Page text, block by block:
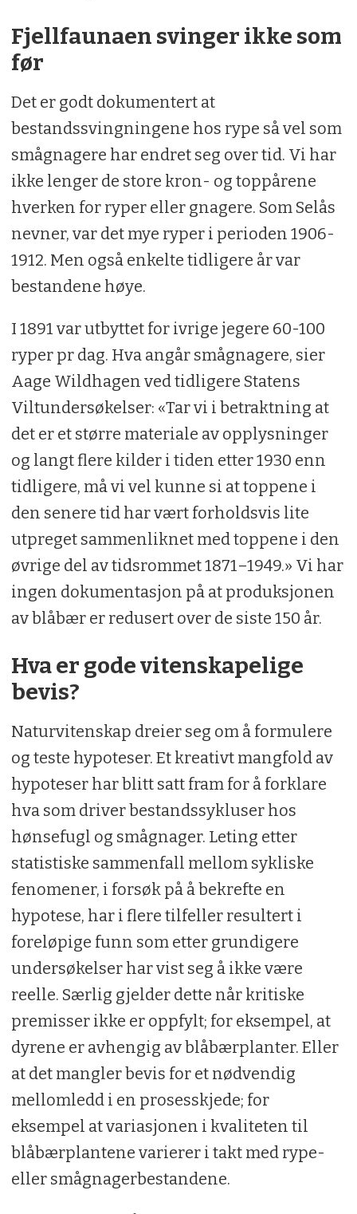
Fjellfaunaen svinger ikke som
før
Det er godt dokumentert at
bestandssvingningene hos rype så vel som
smågnagere har endret seg over tid. Vi har
ikke lenger de store kron- og toppårene
hverken for ryper eller gnagere. Som Selås
nevner, var det mye ryper i perioden 1906-
1912. Men også enkelte tidligere år var
bestandene høye.
I 1891 var utbyttet for ivrige jegere 60-100
ryper pr dag. Hva angår smågnagere, sier
Aage Wildhagen ved tidligere Statens
Viltundersøkelser: «Tar vi i betraktning at
det er et større materiale av opplysninger
og langt flere kilder i tiden etter 1930 enn
tidligere, må vi vel kunne si at toppene i
den senere tid har vært forholdsvis lite
utpreget sammenliknet med toppene i den
øvrige del av tidsrommet 1871–1949.» Vi har
ingen dokumentasjon på at produksjonen
av blåbær er redusert over de siste 150 år.
Hva er gode vitenskapelige
bevis?
Naturvitenskap dreier seg om å formulere
og teste hypoteser. Et kreativt mangfold av
hypoteser har blitt satt fram for å forklare
hva som driver bestandssykluser hos
hønsefugl og smågnager. Leting etter
statistiske sammenfall mellom sykliske
fenomener, i forsøk på å bekrefte en
hypotese, har i flere tilfeller resultert i
foreløpige funn som etter grundigere
undersøkelser har vist seg å ikke være
reelle. Særlig gjelder dette når kritiske
premisser ikke er oppfylt; for eksempel, at
dyrene er avhengig av blåbærplanter. Eller
at det mangler bevis for et nødvendig
mellomledd i en prosesskjede; for
eksempel at variasjonen i kvaliteten til
blåbærplantene varierer i takt med rype-
eller smågnagerbestandene.